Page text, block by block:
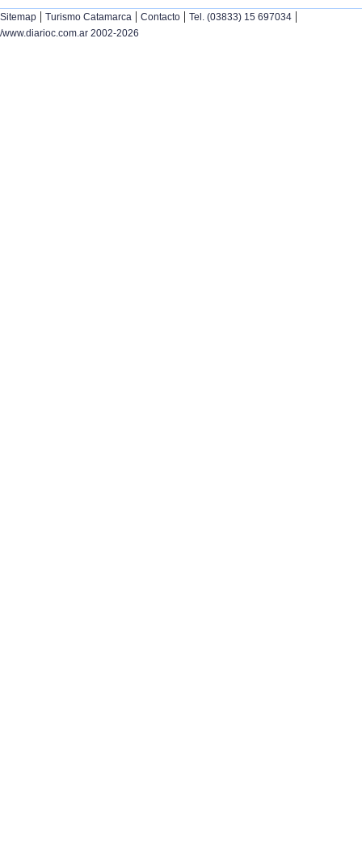
Sitemap | Turismo Catamarca | Contacto | Tel. (03833) 15 697034 |
/www.diarioc.com.ar 2002-2026